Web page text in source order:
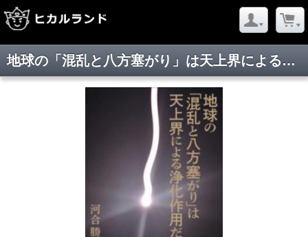
地球の「混乱と八方塞がり」は天上界による浄化作用だった。